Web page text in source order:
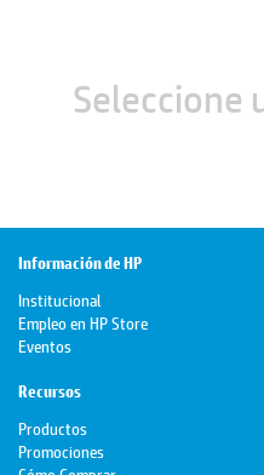
Seleccione
Información de HP
Institucional
Empleo en HP Store
Eventos
Recursos
Productos
Promociones